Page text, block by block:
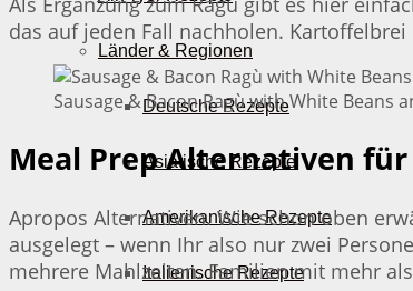
Länder & Regionen
Deutsche Rezepte
Asiatische Rezepte
Amerikanische Rezepte
Italienische Rezepte
das auf jeden Fall nachholen.
Sausage & Bacon Ragù with White Beans
Meal Prep Alternativen für
Apropos Alternativen. Wie schon oben
ausgelegt – wenn Ihr also nur zwei
mehrere Mahlzeiten. Familien mit mehr